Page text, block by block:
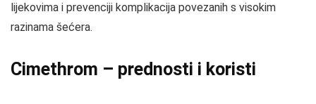
lijekovima i prevenciji komplikacija povezanih s visokim
razinama šećera.
Cimethrom – prednosti i koristi